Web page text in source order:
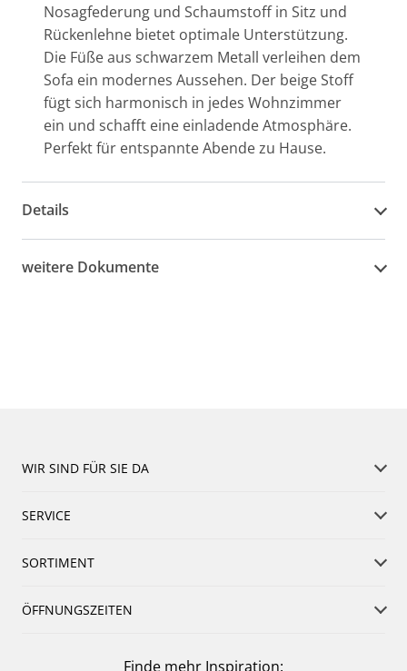
Nosagfederung und Schaumstoff in Sitz und
Rückenlehne bietet optimale Unterstützung.
Die Füße aus schwarzem Metall verleihen dem
Sofa ein modernes Aussehen. Der beige Stoff
fügt sich harmonisch in jedes Wohnzimmer
ein und schafft eine einladende Atmosphäre.
Perfekt für entspannte Abende zu Hause.
Details
weitere Dokumente
WIR SIND FÜR SIE DA
SERVICE
SORTIMENT
ÖFFNUNGSZEITEN
Finde mehr Inspiration: